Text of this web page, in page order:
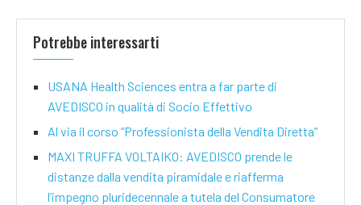
Potrebbe interessarti
USANA Health Sciences entra a far parte di
AVEDISCO in qualità di Socio Effettivo
Al via il corso “Professionista della Vendita Diretta”
MAXI TRUFFA VOLTAIKO: AVEDISCO prende le
distanze dalla vendita piramidale e riafferma
l’impegno pluridecennale a tutela del Consumatore